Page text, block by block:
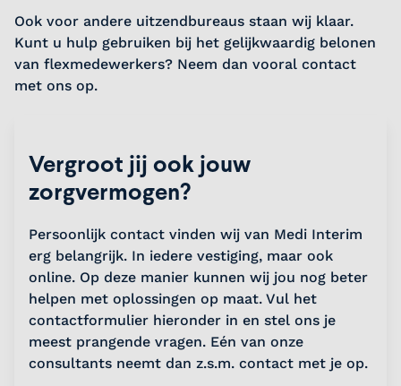
Ook voor andere uitzendbureaus staan wij klaar.
Kunt u hulp gebruiken bij het gelijkwaardig belonen
van flexmedewerkers? Neem dan vooral contact
met ons op.
Vergroot jij ook jouw
zorgvermogen?
Persoonlijk contact vinden wij van Medi Interim
erg belangrijk. In iedere vestiging, maar ook
online. Op deze manier kunnen wij jou nog beter
helpen met oplossingen op maat. Vul het
contactformulier hieronder in en stel ons je
meest prangende vragen. Eén van onze
consultants neemt dan z.s.m. contact met je op.